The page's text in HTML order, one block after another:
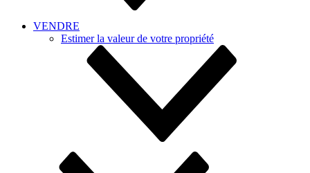
VENDRE
Estimer la valeur de votre propriété